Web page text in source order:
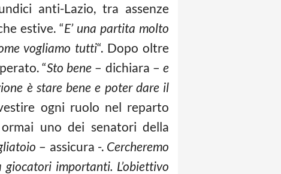
anti-Lazio, tra assenze
estive. “E’ una partita molto
vogliamo tutti“. Dopo oltre
“Sto bene – dichiara –e
è stare bene e poter dare il
ogni ruolo nel reparto
uno dei senatori della
– assicura -. Cercheremo
importanti. L’obiettivo